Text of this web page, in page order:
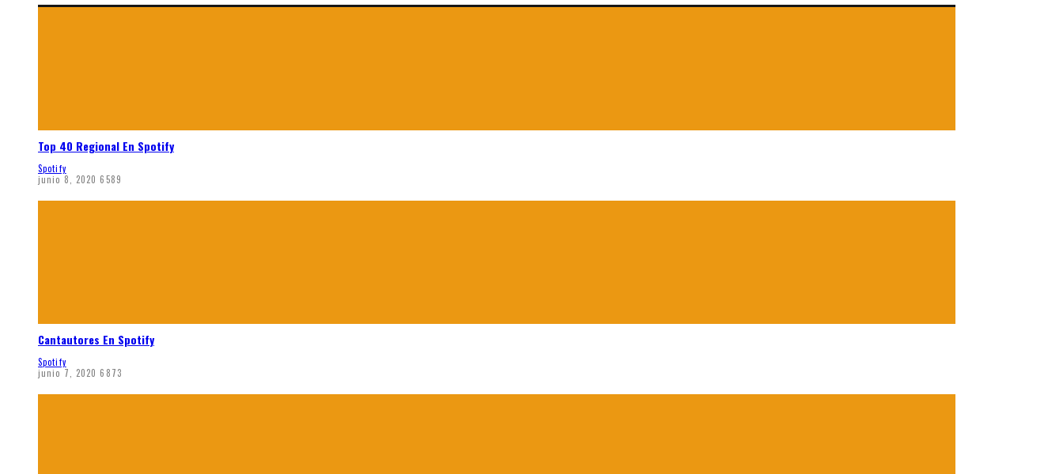
Top 40 Regional En Spotify
Spotify
junio 8, 2020 6589
Cantautores En Spotify
Spotify
junio 7, 2020 6873